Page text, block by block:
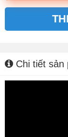
Chi tiết sản